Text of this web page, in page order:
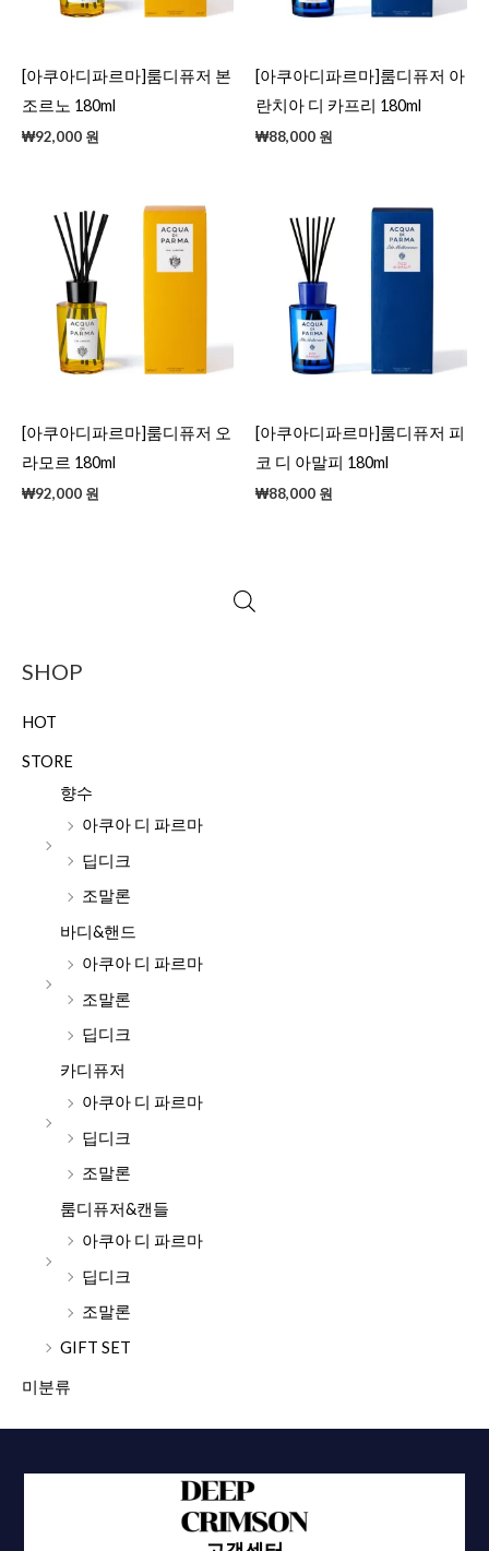
SHOP
HOT
STORE
향수
아쿠아 디 파르마
딥디크
조말론
바디&핸드
아쿠아 디 파르마
조말론
딥디크
카디퓨저
아쿠아 디 파르마
딥디크
조말론
룸디퓨저&캔들
아쿠아 디 파르마
딥디크
조말론
GIFT SET
미분류
[아쿠아디파르마]룸디퓨저 본
조르노 180ml
₩92,000 원
[아쿠아디파르마]룸디퓨저 아
란치아 디 카프리 180ml
₩88,000 원
[아쿠아디파르마]룸디퓨저 오
라모르 180ml
₩92,000 원
[아쿠아디파르마]룸디퓨저 피
코 디 아말피 180ml
₩88,000 원